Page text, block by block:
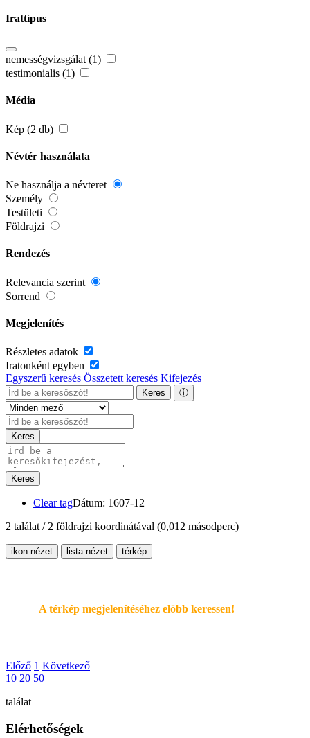
Irattípus
nemességvizsgálat (1)
testimonialis (1)
Média
Kép (2 db)
Névtér használata
Ne használja a névteret
Személy
Testületi
Földrajzi
Rendezés
Relevancia szerint
Sorrend
Megjelenítés
Részletes adatok
Iratonként egyben
Egyszerű keresés Összetett keresés Kifejezés
Keres ⓘ
Keres
Keres
Clear tagDátum: 1607-12
2 találat / 2 földrajzi koordinátával (0,012 másodperc)
ikon nézet lista nézet térkép
A térkép megjelenítéséhez elöbb keressen!
Előző 1 Következő
10 20 50
találat
Elérhetőségek